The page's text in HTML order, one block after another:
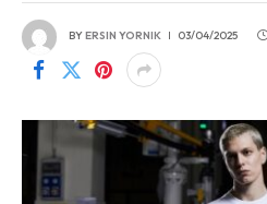
BYERSIN YORNIK 03/04/2025